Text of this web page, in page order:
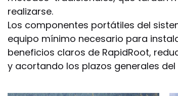
realizarse.
Los componentes portátiles del
equipo mínimo necesario para
beneficios claros de RapidRoot,
y acortando los plazos generales